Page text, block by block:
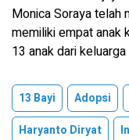
Monica Soraya telah
memiliki empat anak
13 anak dari
13 Bayi Adopsi
Haryanto Diryat